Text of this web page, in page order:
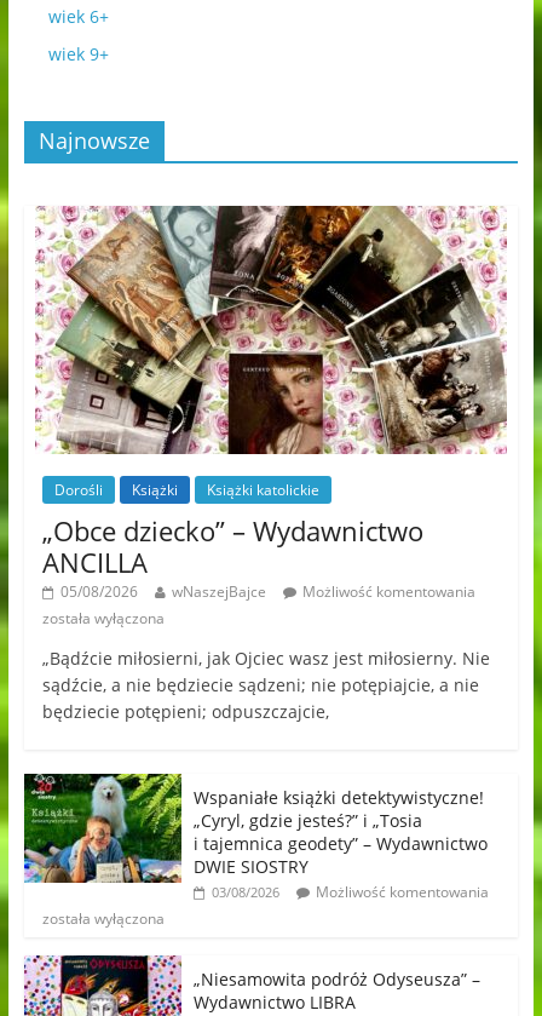
wiek 6+
wiek 9+
Najnowsze
Dorośli Książki Książki katolickie
„Obce dziecko” – Wydawnictwo
ANCILLA
05/08/2026 wNaszejBajce
Możliwość komentowania
została wyłączona
„Bądźcie miłosierni, jak Ojciec wasz jest miłosierny. Nie
sądźcie, a nie będziecie sądzeni; nie potępiajcie, a nie
będziecie potępieni; odpuszczajcie,
Wspaniałe książki detektywistyczne!
„Cyryl, gdzie jesteś?” i „Tosia
i tajemnica geodety” – Wydawnictwo
DWIE SIOSTRY
03/08/2026
Możliwość komentowania
została wyłączona
„Niesamowita podróż Odyseusza” –
Wydawnictwo LIBRA